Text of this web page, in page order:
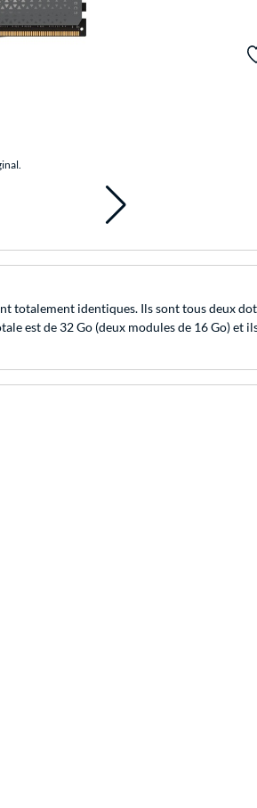
totalement identiques. Ils sont tous deux
est de 32 Go (deux modules de 16 Go) et